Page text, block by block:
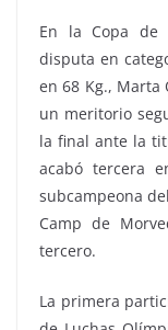
En la Copa de
disputa en
en 68 Kg., Marta
un meritorio
la final ante la
acabó tercera
subcampeona
Camp de
tercero.
La primera